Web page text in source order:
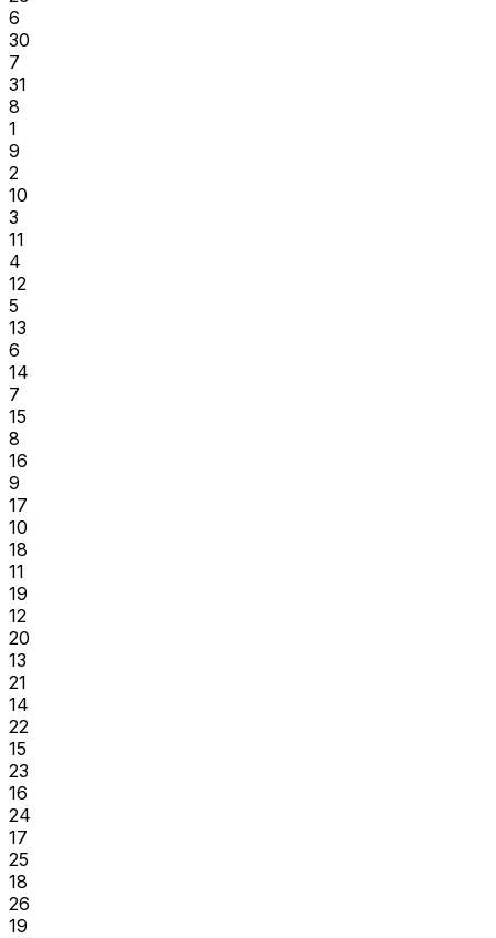
6
30
7
31
8
1
9
2
10
3
11
4
12
5
13
6
14
7
15
8
16
9
17
10
18
11
19
12
20
13
21
14
22
15
23
16
24
17
25
18
26
19